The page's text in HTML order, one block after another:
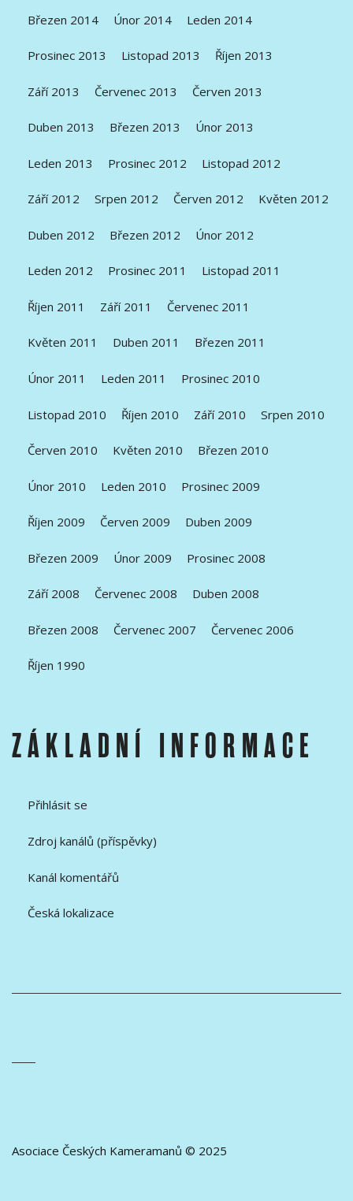
Březen 2014 Únor 2014 Leden 2014
Prosinec 2013 Listopad 2013 Říjen 2013
Září 2013 Červenec 2013 Červen 2013
Duben 2013 Březen 2013 Únor 2013
Leden 2013 Prosinec 2012 Listopad 2012
Září 2012 Srpen 2012 Červen 2012 Květen 2012
Duben 2012 Březen 2012 Únor 2012
Leden 2012 Prosinec 2011 Listopad 2011
Říjen 2011 Září 2011 Červenec 2011
Květen 2011 Duben 2011 Březen 2011
Únor 2011 Leden 2011 Prosinec 2010
Listopad 2010 Říjen 2010 Září 2010 Srpen 2010
Červen 2010 Květen 2010 Březen 2010
Únor 2010 Leden 2010 Prosinec 2009
Říjen 2009 Červen 2009 Duben 2009
Březen 2009 Únor 2009 Prosinec 2008
Září 2008 Červenec 2008 Duben 2008
Březen 2008 Červenec 2007 Červenec 2006
Říjen 1990
ZÁKLADNÍ INFORMACE
Přihlásit se
Zdroj kanálů (příspěvky)
Kanál komentářů
Česká lokalizace
Asociace Českých Kameramanů © 2025